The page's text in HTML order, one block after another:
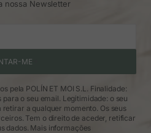
nossa Newsletter
ME
pela POLÍN ET MOI S.L. Finalidade:
o seu email. Legitimidade: o seu
a qualquer momento. Os seus
Tem o direito de aceder, retificar
dados. Mais informações